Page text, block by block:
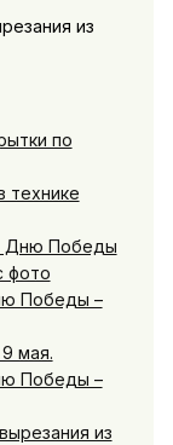
по
технике
Дню Победы
фото
Победы –
мая.
Победы –
из